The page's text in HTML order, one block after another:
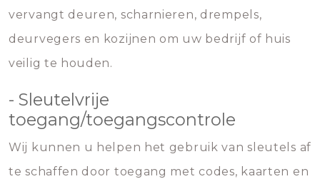
vervangt deuren, scharnieren, drempels,
deurvegers en kozijnen om uw bedrijf of huis
veilig te houden.
- Sleutelvrije
toegang/toegangscontrole
Wij kunnen u helpen het gebruik van sleutels af
te schaffen door toegang met codes, kaarten en